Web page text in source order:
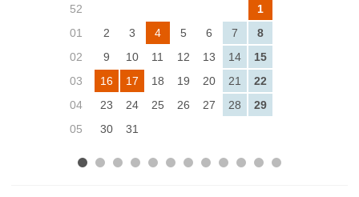
52
1
01
2 3 4 5 6 7
8
02
9 10 11 12 13 14
15
03
16 17 18 19 20 21
22
04
23 24 25 26 27 28
29
05
30 31